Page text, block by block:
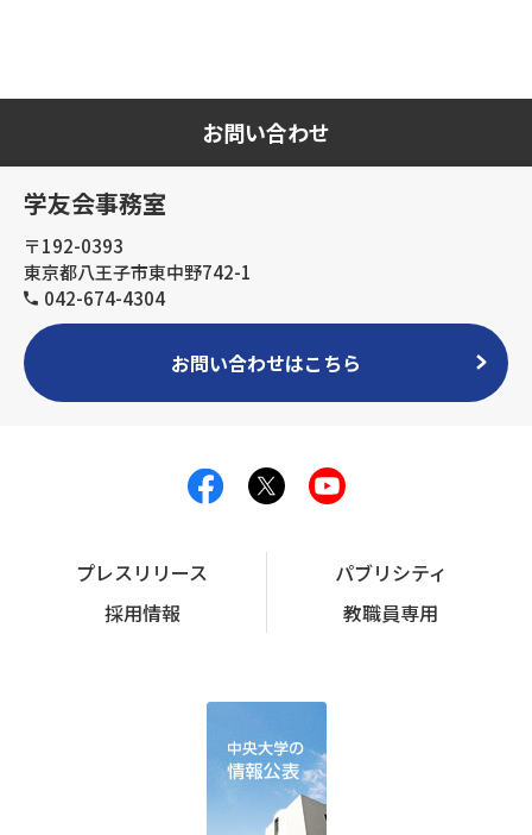
お問い合わせ
学友会事務室
〒192-0393
東京都八王子市東中野742-1
042-674-4304
お問い合わせはこちら
プレスリリース
パブリシティ
採用情報
教職員専用